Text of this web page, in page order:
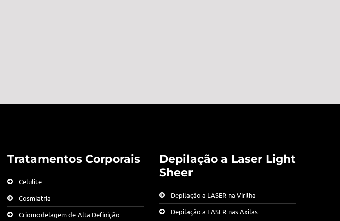
Tratamentos Corporais
Celulite
Cosmiatria
Criomodelagem de Alta Definição
Depilação a Laser Light
Sheer
Depilação a LASER na Virilha
Depilação a LASER nas Axilas